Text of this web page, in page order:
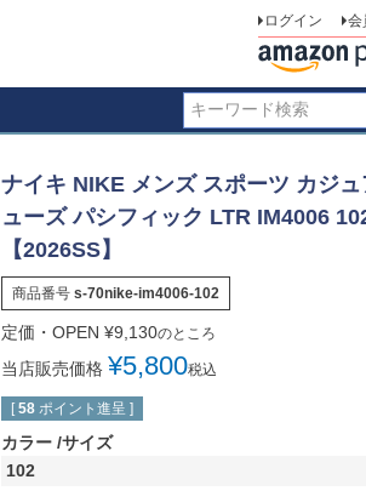
ログイン 会
ナイキ NIKE メンズ スポーツ カジ
ューズ パシフィック LTR IM4006
【2026SS】
商品番号 s-70nike-im4006-102
定価・OPEN ¥9,130のところ
当店販売価格 ¥5,800税込
[ 58 ポイント進呈 ]
カラー サイズ
102